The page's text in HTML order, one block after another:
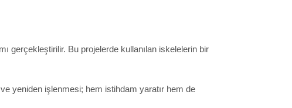
gerçekleştirilir. Bu projelerde kullanılan iskelelerin bir
yeniden işlenmesi; hem istihdam yaratır hem de